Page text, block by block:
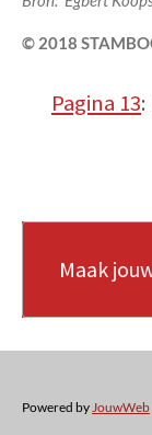
© 2018
Pagina 13
Maak
Powered by JouwWeb